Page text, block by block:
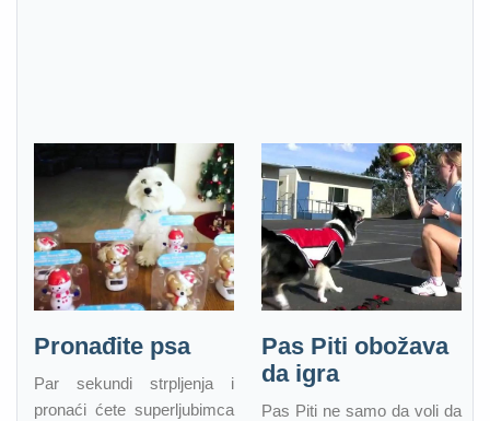
Pronađite psa
Par sekundi strpljenja i
pronaći ćete superljubimca
Pas Piti obožava
da igra
Pas Piti ne samo da voli da